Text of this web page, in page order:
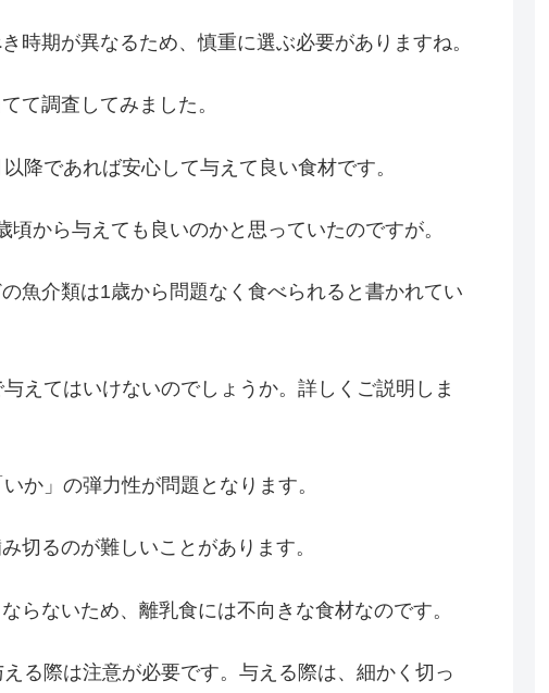
時期が異なるため、慎重に選ぶ必要がありますね。
て調査してみました。
降であれば安心して与えて良い食材です。
から与えても良いのかと思っていたのですが。
魚介類は1歳から問題なく食べられると書かれてい
えてはいけないのでしょうか。詳しくご説明しま
か」の弾力性が問題となります。
切るのが難しいことがあります。
らないため、離乳食には不向きな食材なのです。
る際は注意が必要です。与える際は、細かく切っ